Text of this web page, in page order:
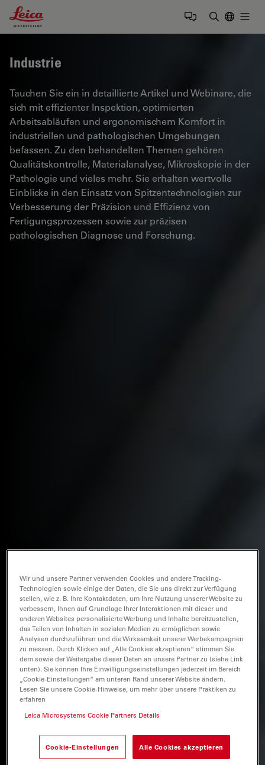
Leica Microsystems Logo
Industrie
Tauchen Sie ein in detaillierte Artikel und Webinare, die
sich mit effizienter Inspektion, optimierten
Arbeitsabläufen und ergonomischem Komfort in
industriellen und pathologischen Umgebungen
befassen. Zu den behandelten Themen gehören
Qualitätskontrolle, Materialanalyse, Mikroskopie in der
Pathologie und vieles mehr. Sie erhalten wertvolle
Einblicke in den Einsatz von Spitzentechnologien zur
Verbesserung der Präzision und Effizienz von
Fertigungsprozessen sowie zur präzisen
pathologischen Diagnose und Forschung.
Wir und unsere Partner verwenden Cookies und andere Tracking-
Technologien sowie einige der Daten, die Sie uns direkt zur Verfügung
stellen, wie z. B. Ihre Kontaktdaten, um Ihre Nutzung unserer Website zu
verbessern, Ihnen auf Grundlage Ihrer Interaktionen mit dieser und
anderen Websites personalisierte Werbung und Inhalte bereitzustellen,
das Teilen von Inhalten in sozialen Medien zu ermöglichen sowie
Analysen durchzuführen und die Wirksamkeit unserer Werbekampagnen
zu messen. Durch Klicken auf „Alle Cookies akzeptieren“ stimmen Sie
dem sowie der Weitergabe dieser Daten an unsere Partner zu (siehe Link
unten). Sie können Ihre Einwilligungseinstellungen jederzeit im Bereich
„Cookie-Einstellungen“ am unteren Rand unserer Website ändern.
Lesen Sie unsere Cookie-Hinweise, um mehr über unsere Praktiken zu
erfahren
Leica Microsystems Cookie Partners Details
Cookie-Einstellungen Alle Cookies akzeptieren